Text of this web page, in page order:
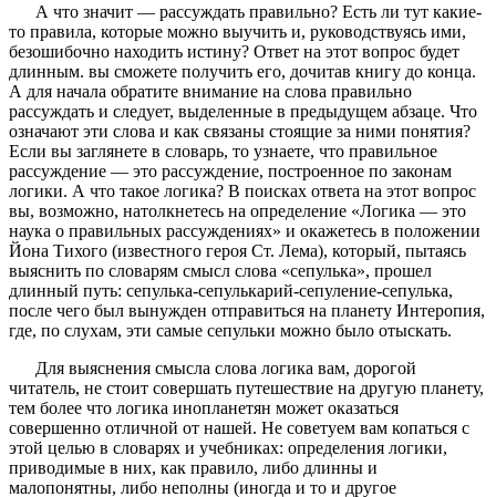
А что значит — рассуждать правильно? Есть ли тут какие-
то правила, которые можно выучить и, руководствуясь ими,
безошибочно находить истину? Ответ на этот вопрос будет
длинным. вы сможете получить его, дочитав книгу до конца.
А для начала обратите внимание на слова правильно
рассуждать и следует, выделенные в предыдущем абзаце. Что
означают эти слова и как связаны стоящие за ними понятия?
Если вы заглянете в словарь, то узнаете, что правильное
рассуждение — это рассуждение, построенное по законам
логики. А что такое логика? В поисках ответа на этот вопрос
вы, возможно, натолкнетесь на определение «Логика — это
наука о правильных рассуждениях» и окажетесь в положении
Йона Тихого (известного героя Ст. Лема), который, пытаясь
выяснить по словарям смысл слова «сепулька», прошел
длинный путь: сепулька-сепулькарий-сепуление-сепулька,
после чего был вынужден отправиться на планету Интеропия,
где, по слухам, эти самые сепульки можно было отыскать.
Для выяснения смысла слова логика вам, дорогой
читатель, не стоит совершать путешествие на другую планету,
тем более что логика инопланетян может оказаться
совершенно отличной от нашей. Не советуем вам копаться с
этой целью в словарях и учебниках: определения логики,
приводимые в них, как правило, либо длинны и
малопонятны, либо неполны (иногда и то и другое